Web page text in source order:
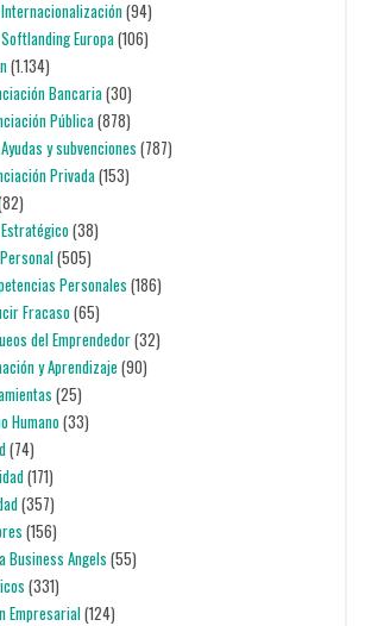
Internacionalización(94)
Softlanding Europa(106)
(1.134)
Bancaria(30)
Pública(878)
Ayudas y subvenciones (787)
Privada(153)
(38)
(505)
Personales (186)
Fracaso(65)
del Emprendedor(32)
y Aprendizaje (90)
(25)
Humano(33)
(74)
(171)
(357)
(156)
Business Angels (55)
(331)
Empresarial(124)